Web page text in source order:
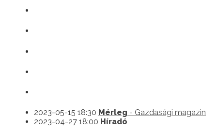
2023-05-15 18:30 Mérleg - Gazdasági magazin
2023-04-27 18:00 Híradó